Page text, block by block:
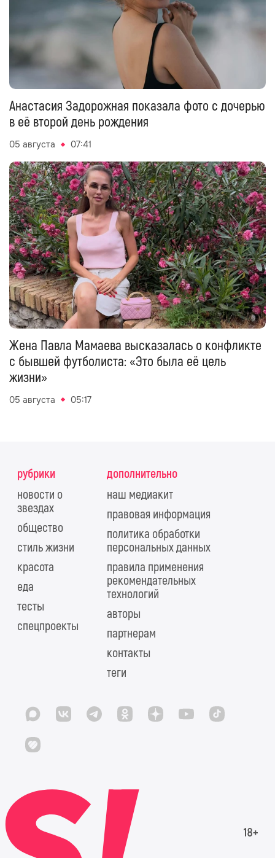
Анастасия Задорожная показала фото с дочерью
в её второй день рождения
05 августа 07:41
Жена Павла Мамаева высказалась о конфликте
с бывшей футболиста: «Это была её цель
жизни»
05 августа 05:17
рубрики
новости о
звездах
общество
стиль жизни
красота
еда
тесты
спецпроекты
дополнительно
наш медиакит
правовая информация
политика обработки
персональных данных
правила применения
рекомендательных
технологий
авторы
партнерам
контакты
теги